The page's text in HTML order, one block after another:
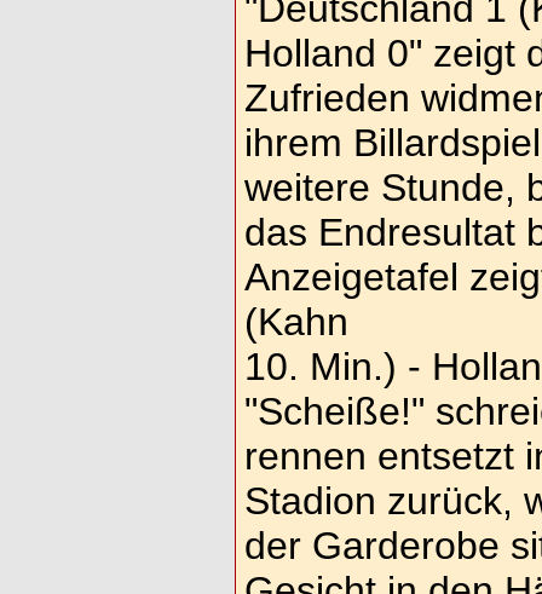
Holland 0" zeigt
Zufrieden
ihrem
weitere Stunde,
das Endresultat
Anzeigetafel
(Kahn
10. Min.) -
"Scheiße!"
rennen entsetzt
Stadion zurück,
der Garderobe